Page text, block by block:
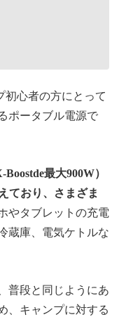
初心者の方にとって
ポータブル電源で
最大900W）
ており、さまざま
やタブレットの充電
蔵庫、電気ケトルな
普段と同じようにあ
、キャンプに対する